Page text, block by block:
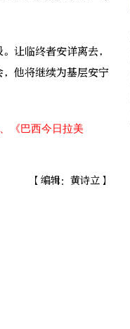
让临终者安详离去，
他将继续为基层安宁
《巴西今日拉美
【编辑：黄诗立】